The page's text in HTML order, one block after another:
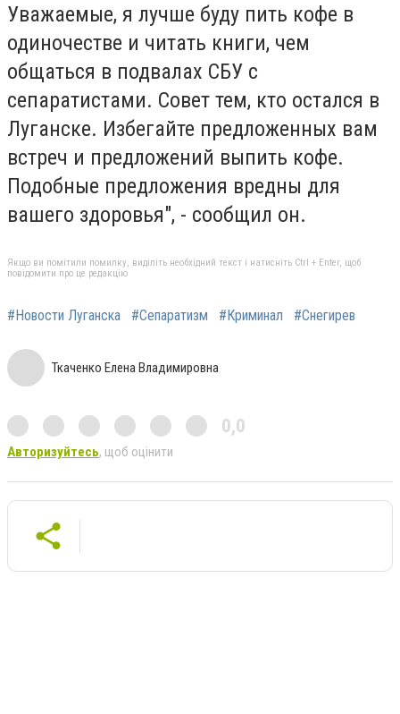
Уважаемые, я лучше буду пить кофе в
одиночестве и читать книги, чем
общаться в подвалах СБУ с
сепаратистами. Совет тем, кто остался в
Луганске. Избегайте предложенных вам
встреч и предложений выпить кофе.
Подобные предложения вредны для
вашего здоровья", - сообщил он.
Якщо ви помітили помилку, виділіть необхідний текст і натисніть Ctrl + Enter, щоб
повідомити про це редакцію
#Новости Луганска #Сепаратизм #Криминал #Снегирев
Ткаченко Елена Владимировна
0,0
Авторизуйтесь, щоб оцінити